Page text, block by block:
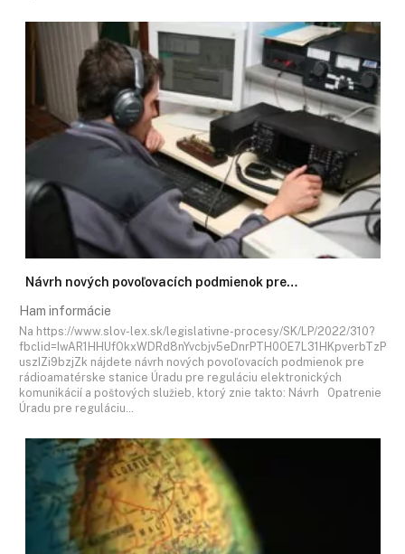
Návrh nových povoľovacích podmienok pre…
Ham informácie
Na https://www.slov-lex.sk/legislativne-procesy/SK/LP/2022/310?
fbclid=IwAR1HHUfOkxWDRd8nYvcbjv5eDnrPTH0OE7L31HKpverbTzP
uszIZi9bzjZk nájdete návrh nových povoľovacích podmienok pre
rádioamatérske stanice Úradu pre reguláciu elektronických
komunikácií a poštových služieb, ktorý znie takto: Návrh Opatrenie
Úradu pre reguláciu…